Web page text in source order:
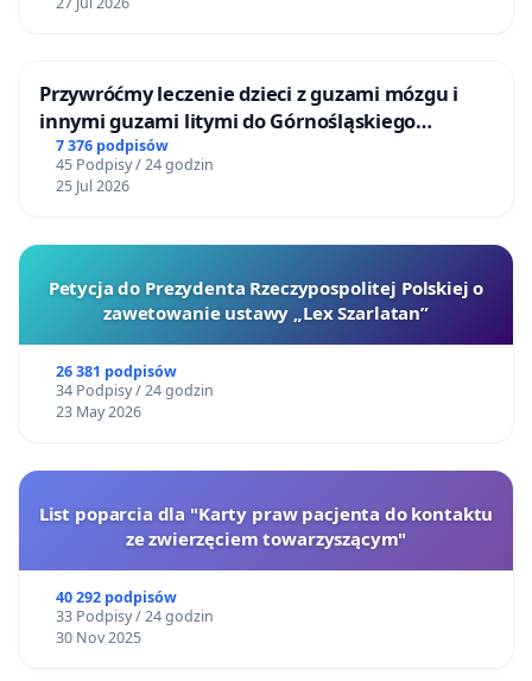
Przywróćmy leczenie dzieci z guzami mózgu i
innymi guzami litymi do Górnośląskiego
Centrum Zdrowia Dziecka w Katowicach
7 376 podpisów
45 Podpisy / 24 godzin
25 Jul 2026
Petycja do Prezydenta Rzeczypospolitej Polskiej o
zawetowanie ustawy „Lex Szarlatan”
26 381 podpisów
34 Podpisy / 24 godzin
23 May 2026
List poparcia dla "Karty praw pacjenta do kontaktu
ze zwierzęciem towarzyszącym"
40 292 podpisów
33 Podpisy / 24 godzin
30 Nov 2025